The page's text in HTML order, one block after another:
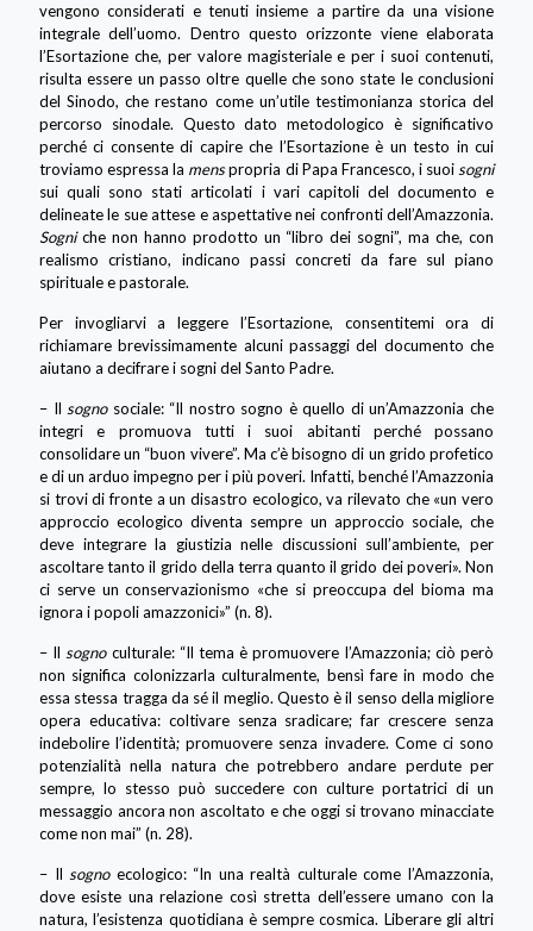
vengono considerati e tenuti insieme a partire da una visione
integrale dell’uomo. Dentro questo orizzonte viene elaborata
l’Esortazione che, per valore magisteriale e per i suoi contenuti,
risulta essere un passo oltre quelle che sono state le conclusioni
del Sinodo, che restano come un’utile testimonianza storica del
percorso sinodale. Questo dato metodologico è significativo
perché ci consente di capire che l’Esortazione è un testo in cui
troviamo espressa la menspropria di Papa Francesco, i suoi sogni
sui quali sono stati articolati i vari capitoli del documento e
delineate le sue attese e aspettative nei confronti dell’Amazzonia.
Sogniche non hanno prodotto un “libro dei sogni”, ma che, con
realismo cristiano, indicano passi concreti da fare sul piano
spirituale e pastorale.
Per invogliarvi a leggere l’Esortazione, consentitemi ora di
richiamare brevissimamente alcuni passaggi del documento che
aiutano a decifrare i sogni del Santo Padre.
– Il sognosociale: “Il nostro sogno è quello di un’Amazzonia che
integri e promuova tutti i suoi abitanti perché possano
consolidare un “buon vivere”. Ma c’è bisogno di un grido profetico
e di un arduo impegno per i più poveri. Infatti, benché l’Amazzonia
si trovi di fronte a un disastro ecologico, va rilevato che «un vero
approccio ecologico diventa sempre un approccio sociale, che
deve integrare la giustizia nelle discussioni sull’ambiente, per
ascoltare tanto il grido della terra quanto il grido dei poveri». Non
ci serve un conservazionismo «che si preoccupa del bioma ma
ignora i popoli amazzonici»” (n. 8).
– Il sognoculturale: “Il tema è promuovere l’Amazzonia; ciò però
non significa colonizzarla culturalmente, bensì fare in modo che
essa stessa tragga da sé il meglio. Questo è il senso della migliore
opera educativa: coltivare senza sradicare; far crescere senza
indebolire l’identità; promuovere senza invadere. Come ci sono
potenzialità nella natura che potrebbero andare perdute per
sempre, lo stesso può succedere con culture portatrici di un
messaggio ancora non ascoltato e che oggi si trovano minacciate
come non mai” (n. 28).
– Il sognoecologico: “In una realtà culturale come l’Amazzonia,
dove esiste una relazione così stretta dell’essere umano con la
natura, l’esistenza quotidiana è sempre cosmica. Liberare gli altri